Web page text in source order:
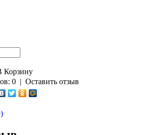
Корзину
0 | Оставить отзыв